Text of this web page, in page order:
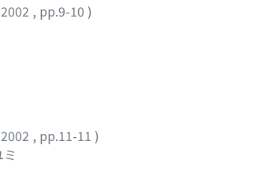
2002 , pp.9-10 )
2002 , pp.11-11 )